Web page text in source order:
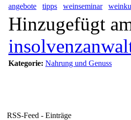
angebote tipps weinseminar
Hinzugefügt
Kategorie: Nahrung und Genuss
RSS-Feed - Einträge